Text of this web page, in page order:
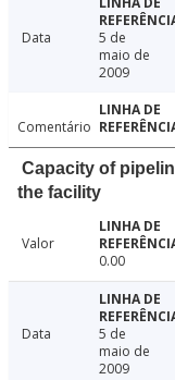
Data
5 de
maio de
2009
Comentário
Capacity of
the facility
Valor
0.00
Data
5 de
maio de
2009